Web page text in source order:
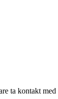
ta kontakt med